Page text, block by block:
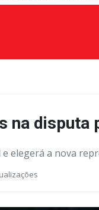
na
elegerá a nova